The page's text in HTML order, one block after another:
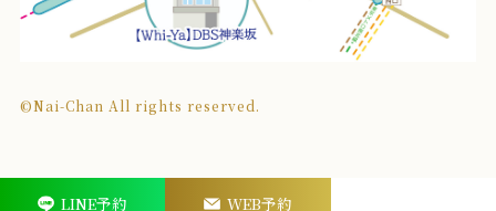
©Nai-Chan All rights reserved.
LINE予約 WEB予約